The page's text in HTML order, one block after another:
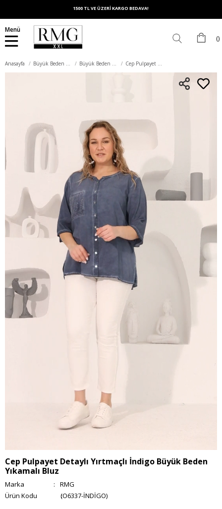
1500 TL VE ÜZERİ KARGO BEDAVA!
Menü
Anasayfa Büyük Beden Üst Giyim Büyük Beden Bluz Cep Pulpayet Detaylı Yırtmaçlı İndigo Büyük Beden Yıkamalı Bluz
Cep Pulpayet Detaylı Yırtmaçlı İndigo Büyük Beden
Yıkamalı Bluz
Marka :
RMG
(O6337-İNDİGO)